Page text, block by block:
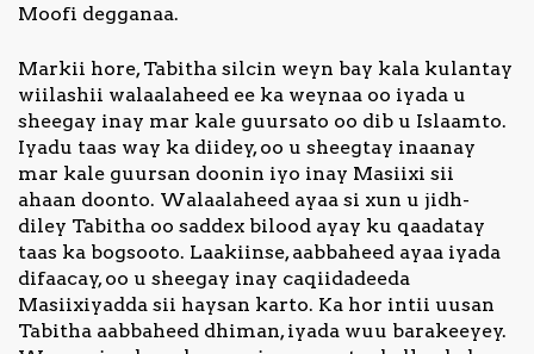
Moofi degganaa.
Markii hore, Tabitha silcin weyn bay kala kulantay
wiilashii walaalaheed ee ka weynaa oo iyada u
sheegay inay mar kale guursato oo dib u Islaamto.
Iyadu taas way ka diidey, oo u sheegtay inaanay
mar kale guursan doonin iyo inay Masiixi sii
ahaan doonto. Walaalaheed ayaa si xun u jidh-
diley Tabitha oo saddex bilood ayay ku qaadatay
taas ka bogsooto. Laakiinse, aabbaheed ayaa iyada
difaacay, oo u sheegay inay caqiidadeeda
Masiixiyadda sii haysan karto. Ka hor intii uusan
Tabitha aabbaheed dhiman, iyada wuu barakeeyey.